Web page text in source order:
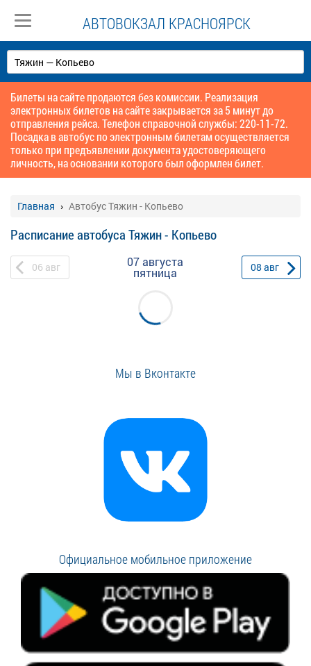
АВТОВОКЗАЛ КРАСНОЯРСК
Билеты на сайте продаются без комиссии. Реализация
электронных билетов на сайте закрывается за 5 минут до
отправления рейса. Телефон справочной службы: 220-11-72.
Посадка в автобус по электронным билетам осуществляется
только при предъявлении документа удостоверяющего
личность, на основании которого был оформлен билет.
Главная Автобус Тяжин - Копьево
Расписание автобуса Тяжин - Копьево
06 авг 07 августа
пятница 08 авг
Мы в Вконтакте
Официальное мобильное приложение